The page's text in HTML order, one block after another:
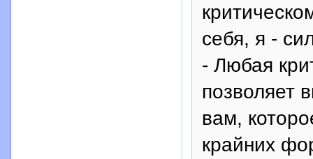
себя, я -
- Любая
позволяет
вам,
крайних